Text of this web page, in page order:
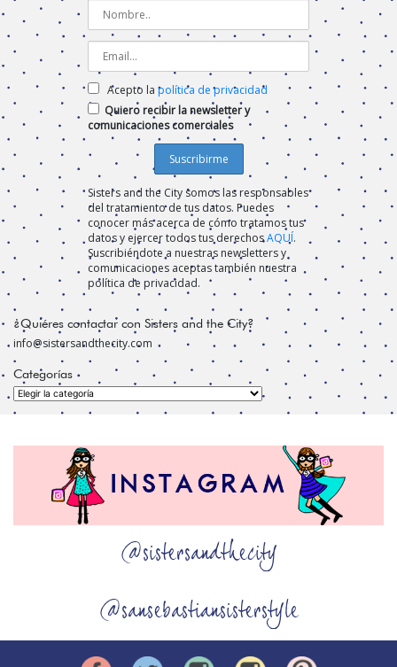
Acepto la política de privacidad
Quiero recibir la newsletter y
comunicaciones comerciales
Sisters and the City somos las responsables
del tratamiento de tus datos. Puedes
conocer más acerca de cómo tratamos tus
datos y ejercer todos tus derechosAQUÍ.
Suscribiéndote a nuestras newsletters y
comunicaciones aceptas también nuestra
política de privacidad.
¿Quiéres contactar con Sisters and the City?
info@sistersandthecity.com
Categorías
Categorías
@sistersandthecity
@sansebastiansisterstyle